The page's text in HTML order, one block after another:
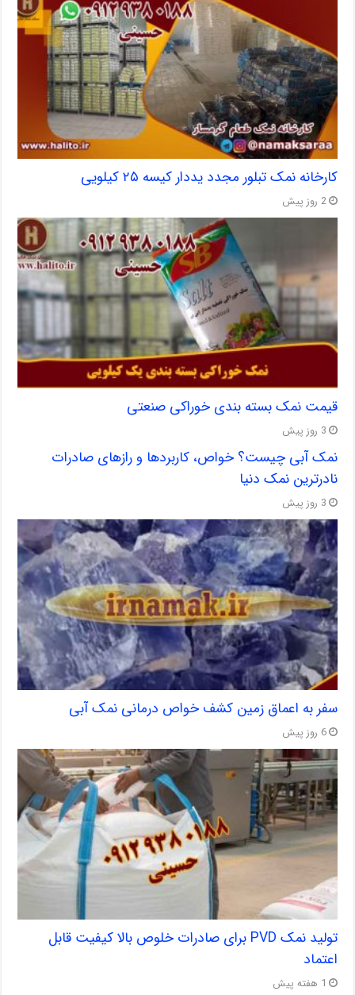
کارخانه نمک تبلور مجدد یددار کیسه ۲۵ کیلویی
2 روز پیش
قیمت نمک بسته بندی خوراکی صنعتی
3 روز پیش
نمک آبی چیست؟ خواص، کاربردها و رازهای صادرات
نادرترین نمک دنیا
3 روز پیش
سفر به اعماق زمین کشف خواص درمانی نمک آبی
6 روز پیش
تولید نمک PVD برای صادرات خلوص بالا کیفیت قابل
اعتماد
1 هفته پیش